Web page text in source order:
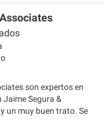
son expertos en
Jaime Segura &
un muy buen trato. Se